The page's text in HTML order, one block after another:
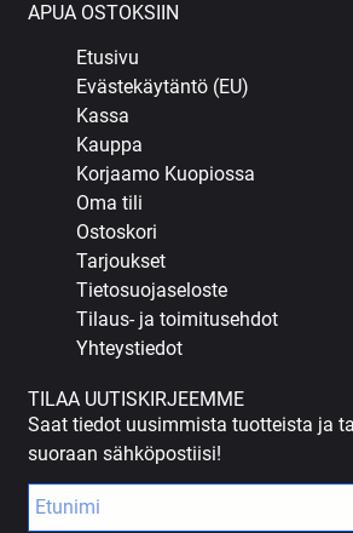
APUA OSTOKSIIN
Etusivu
Evästekäytäntö (EU)
Kassa
Kauppa
Korjaamo Kuopiossa
Oma tili
Ostoskori
Tarjoukset
Tietosuojaseloste
Tilaus- ja toimitusehdot
Yhteystiedot
TILAA UUTISKIRJEEMME
Saat tiedot uusimmista tuotteista ja
suoraan sähköpostiisi!